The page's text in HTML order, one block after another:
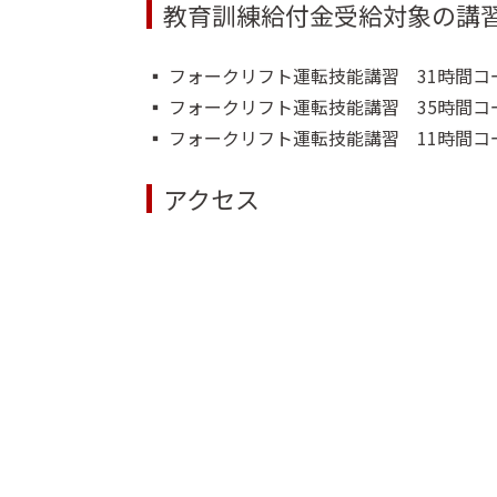
教育訓練給付金受給対象の講
▪️ フォークリフト運転技能講習 31時間コ
▪️ フォークリフト運転技能講習 35時間コ
▪️ フォークリフト運転技能講習 11時間コ
アクセス